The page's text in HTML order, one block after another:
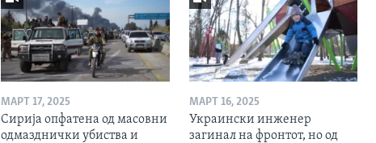
МАРТ 17, 2025
Сирија опфатена од масовни
одмазднички убиства и
МАРТ 16, 2025
Украински инженер
загинал на фронтот, но од